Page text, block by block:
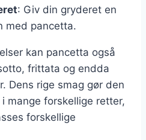
: Giv din gryderet en
med pancetta.
kan pancetta også
frittata og endda
Dens rige smag gør den
mange forskellige retter,
forskellige